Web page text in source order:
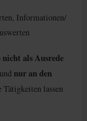
Informationen/
nicht als Ausrede
nur an den
Tätigkeiten lassen